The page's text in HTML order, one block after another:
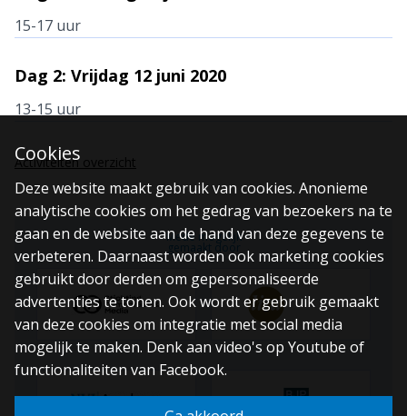
Cookies
Deze website maakt gebruik van cookies. Anonieme
analytische cookies om het gedrag van bezoekers na te
gaan en de website aan de hand van deze gegevens te
verbeteren. Daarnaast worden ook marketing cookies
gebruikt door derden om gepersonaliseerde
advertenties te tonen. Ook wordt er gebruik gemaakt
van deze cookies om integratie met social media
mogelijk te maken. Denk aan video's op Youtube of
functionaliteiten van Facebook.
15-17 uur
Dag 2: Vrijdag 12 juni 2020
13-15 uur
Activiteiten overzicht
Mede mogelijk
gemaakt door